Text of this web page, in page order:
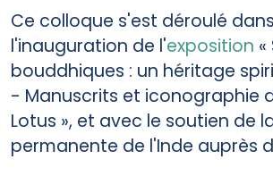
Ce colloque s'est déroulé
l'inauguration de l'exposition
bouddhiques : un héritage
- Manuscrits et iconographie
Lotus », et avec le soutien de
permanente de l'Inde auprès